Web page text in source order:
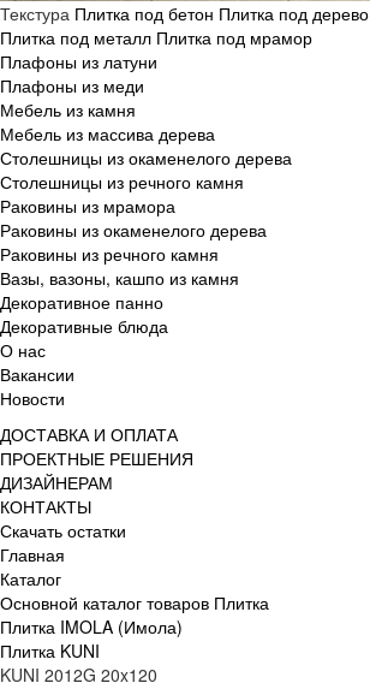
Текстура Плитка под бетон Плитка под дерево
Плитка под металл Плитка под мрамор
Плафоны из латуни
Плафоны из меди
Мебель из камня
Мебель из массива дерева
Столешницы из окаменелого дерева
Столешницы из речного камня
Раковины из мрамора
Раковины из окаменелого дерева
Раковины из речного камня
Вазы, вазоны, кашпо из камня
Декоративное панно
Декоративные блюда
О нас
Вакансии
Новости
ДОСТАВКА И ОПЛАТА
ПРОЕКТНЫЕ РЕШЕНИЯ
ДИЗАЙНЕРАМ
КОНТАКТЫ
Скачать остатки
Главная
Каталог
Основной каталог товаров Плитка
Плитка IMOLA (Имола)
Плитка KUNI
KUNI 2012G 20x120